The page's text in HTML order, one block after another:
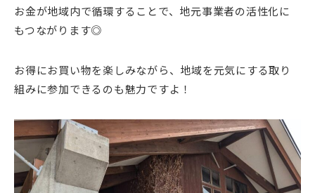
お金が地域内で循環することで、地元事業者の活性化に
もつながります◎
お得にお買い物を楽しみながら、地域を元気にする取り
組みに参加できるのも魅力ですよ！